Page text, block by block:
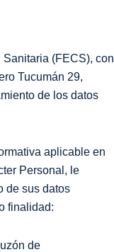
(FECS), con
Tucumán 29,
de los datos
aplicable en
Personal, le
de sus datos
finalidad:
de